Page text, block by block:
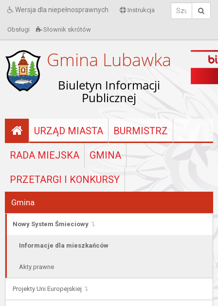
Wersja dla niepełnosprawnych Instrukcja
Obsługi Słownik skrótów
Gmina Lubawka
Biuletyn Informacji
Publicznej
URZĄD MIASTA BURMISTRZ
RADA MIEJSKA GMINA
PRZETARGI I KONKURSY
Gmina
Nowy System Śmieciowy
Informacje dla mieszkańców
Akty prawne
Projekty Uni Europejskiej